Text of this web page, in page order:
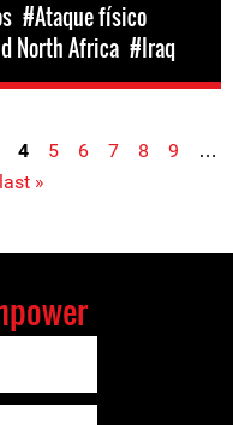
#Ataque físico
North Africa #Iraq
4 5 6 7 8 9
…
last »